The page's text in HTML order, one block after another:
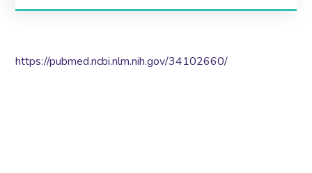
https://pubmed.ncbi.nlm.nih.gov/34102660/